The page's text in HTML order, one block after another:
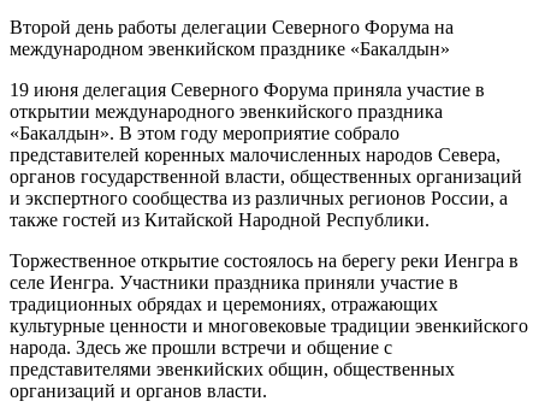
Второй день работы делегации Северного Форума на
международном эвенкийском празднике «Бакалдын»
19 июня делегация Северного Форума приняла участие в
открытии международного эвенкийского праздника
«Бакалдын». В этом году мероприятие собрало
представителей коренных малочисленных народов Севера,
органов государственной власти, общественных организаций
и экспертного сообщества из различных регионов России, а
также гостей из Китайской Народной Республики.
Торжественное открытие состоялось на берегу реки Иенгра в
селе Иенгра. Участники праздника приняли участие в
традиционных обрядах и церемониях, отражающих
культурные ценности и многовековые традиции эвенкийского
народа. Здесь же прошли встречи и общение с
представителями эвенкийских общин, общественных
организаций и органов власти.